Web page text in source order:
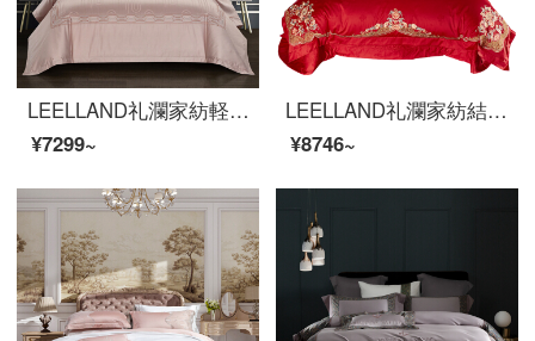
LEELLAND礼瀾家紡軽奢な風の100本の貢のサテンの花模様の寝具の4点セットのハイエンドの欧式ベッド用品セットのフルレニ1.8-2.0メートルのベッド/220*240 cm
¥7299~
LEELLAND礼瀾家紡結婚祝いの真っ赤な100本の綿の花模様を織り交ぜた中国式刺繍の結婚式ベッド用品四点セットの純綿刺繍ベッドセットの花好月円四点セット1.8-210メートルのベッド/220*240 cm
¥8746~